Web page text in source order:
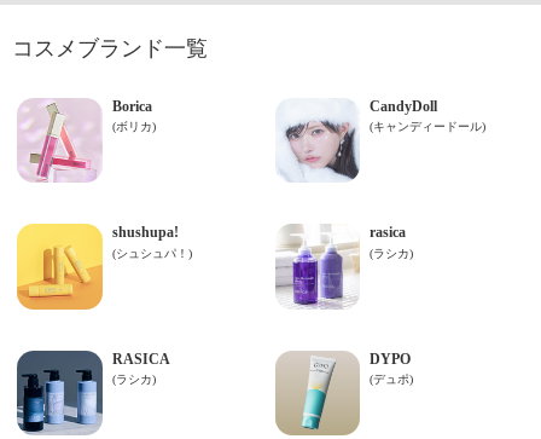
コスメブランド一覧